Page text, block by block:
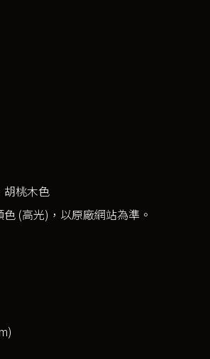
胡桃木色
(高光)，以原廠網站為準。